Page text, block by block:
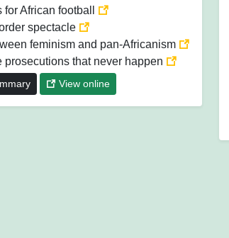
for African football
spectacle
feminism and pan-Africanism
prosecutions that never happen
View online